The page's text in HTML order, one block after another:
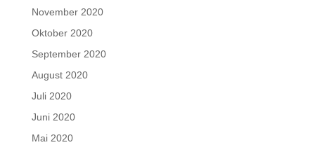
November 2020
Oktober 2020
September 2020
August 2020
Juli 2020
Juni 2020
Mai 2020